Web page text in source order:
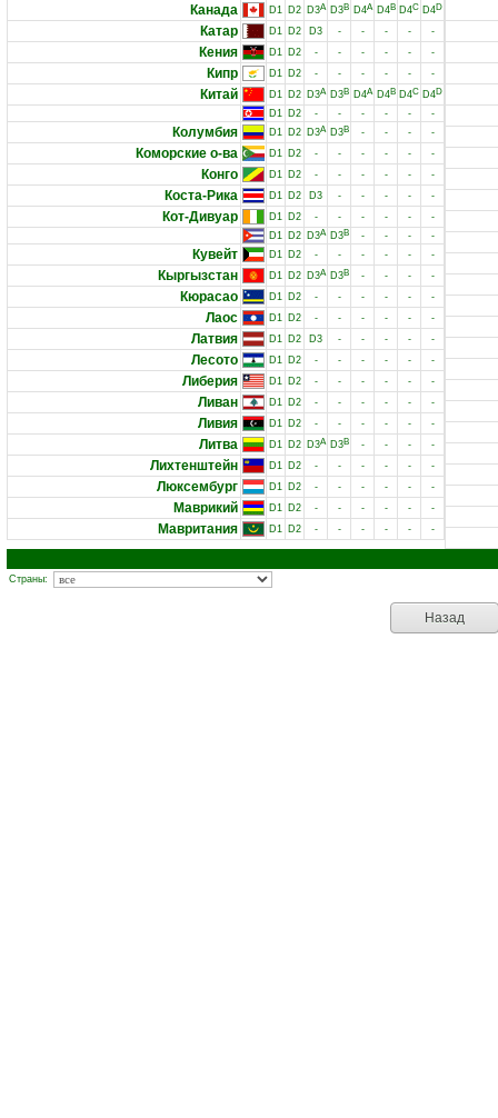
Канада D1 D2 D3A D3B D4A D4B D4C D4D
Катар D1 D2 D3 - - - - -
Кения D1 D2 - - - - - -
Кипр D1 D2 - - - - - -
Китай D1 D2 D3A D3B D4A D4B D4C D4D
D1 D2 - - - - - -
Колумбия D1 D2 D3A D3B - - - -
Коморские о-ва D1 D2 - - - - - -
Конго D1 D2 - - - - - -
Коста-Рика D1 D2 D3 - - - - -
Кот-Дивуар D1 D2 - - - - -
-
D1 D2 D3A D3B - - - -
Кувейт D1 D2 - - - - - -
Кыргызстан D1 D2 D3A D3B - - - -
Кюрасао D1 D2 - - - - - -
Лаос D1 D2 - - - - - -
Латвия D1 D2 D3 - - - - -
Лесото D1 D2 - - - - - -
Либерия D1 D2 - - - - - -
Ливан D1 D2 - - - - - -
Ливия D1 D2 - - - - - -
Литва D1 D2 D3A D3B - - - -
Лихтенштейн D1 D2 - - - - - -
Люксембург D1 D2 - - - - - -
Маврикий D1 D2 - - - - - -
Мавритания D1 D2 - - - - - -
Страны:
Назад